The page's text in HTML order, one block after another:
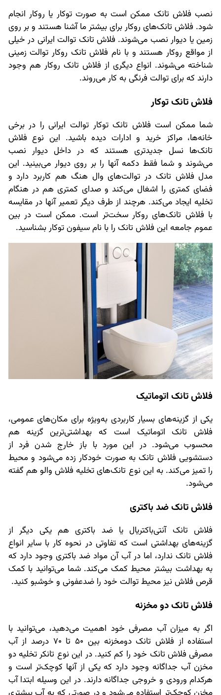
نصب فلاش تانک ممکن است به صورت توکار یا روکار انجام
شود. فلاش تانک‌های روکار برای بیشتر ما آشنا هستند و بر روی
زمین یا دیوار نصب می‌شوند. فلاش تانک توالت ایرانی در خیلی
از مواقع روکار هستند و با نام فلاش تانک روکار توالت زمینی
شناخته می‌شوند. انواع دیگری از فلاش تانک روکار هم وجود
دارند که برای توالت فرنگی به کار می‌روند.
فلاش تانک توکار
شما ممکن است فلاش تانک توکار توالت ایرانی را در برخی
خانه‌ها، مراکز خرید و ادارات دیده باشید. این نوع فلاش
تانک‌ها نسل جدیدتری هستند که در داخل دیوار نصب
می‌شوند و شما فقط دکمه آنها را بر روی دیوار می‌بینید. این
مدل فلاش تانک در توالت‌های وال هنگ هم کاربرد دارد و
فضای کمتری را اشغال می‌کند و صدای کمتری هم در هنگام
تخلیه ایجاد می‌کند. هرچند از طرف دیگر تعمیر آنها در مقایسه
با فلاش تانک‌های روکار سخت‌تر است. ممکن است در بین
عموم جامعه این فلاش تانک را با نام سیفون توکار بشناسید.
فلاش تانک اتوماتیک
یکی از گزینه‌های بسیار کاربردی به‌ویژه برای مکان‌های عمومی،
فلاش تانک اتوماتیک است که بهداشتی‌ترین گزینه هم
محسوب می‌شود. در این مورد با باز خارج شدن فرد از
دستشویی فلاش تانک به صورت خودکار زده می‌شود و محیط
را تمیز می‌کند. به این نوع تانک‌های تخلیه فلاش والو هم گفته
می‌شود.
فلاش تانک ضد باکتری
فلاش تانک آنتی‌باکتریال یا ضد باکتری هم یکی دیگر از
گزینه‌های بهداشتی است که تفاوتی در نحوه کار با سایر انواع
فلاش تانک ندارد، اما در آب آن مواد ضد باکتری وجود دارد که
به بهداشت بیشتر محیط کمک می‌کند. شما می‌توانید با کمک
قرص فلاش نیز محیط توالت خود را ضدعفونی و خوشبو کنید.
فلاش تانک دو مخزنه
اگر به میزان آب مصرفی خود اهمیت می‌دهید، می‌توانید با
استفاده از فلاش تانک دومخزنه بین ۵۰ تا ۷۰ درصد از آب
مصرفی فلاش تانک خود را کم کنید. در این نوع تانکر تخلیه دو
مخزن آب جداگانه وجود دارد که یکی از آنها کوچک‌تر است و
هرکدام ورودی و خروجی جداگانه دارند. در این وسیله ابتدا آب